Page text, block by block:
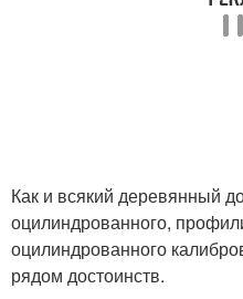
Как и всякий деревянный
оцилиндрованного,
оцилиндрованного
рядом достоинств.